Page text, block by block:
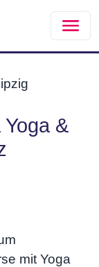
&
mit Yoga